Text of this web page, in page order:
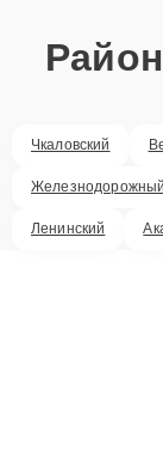
Чкаловский
Железнодорожный
Ленинский